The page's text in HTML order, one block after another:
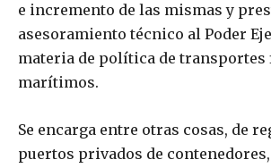
e incremento de las mismas y
asesoramiento técnico al Poder
materia de política de transportes
marítimos.
Se encarga entre otras cosas, de
puertos privados de